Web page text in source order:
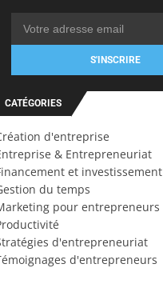
S'INSCRIRE
CATÉGORIES
d'entreprise
& Entrepreneuriat
et investissement
du temps
pour entrepreneurs
d'entrepreneuriat
d'entrepreneurs